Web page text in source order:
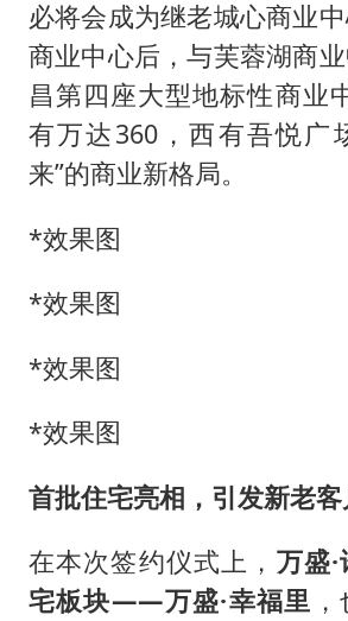
必将会成为继老城心商业
商业中心后，与芙蓉湖商
昌第四座大型地标性商业
有万达360，西有吾悦广
来”的商业新格局。
*效果图
*效果图
*效果图
*效果图
首批住宅亮相，引发新老
在本次签约仪式上， 万盛
宅板块——万盛·幸福里